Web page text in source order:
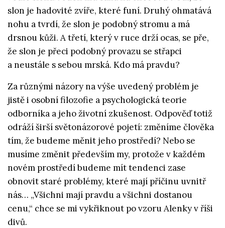
slon je hadovité zvíře, které funí. Druhý ohmatává
nohu a tvrdí, že slon je podobný stromu a má
drsnou kůži. A třetí, který v ruce drží ocas, se pře,
že slon je přeci podobný provazu se střapci
a neustále s sebou mrská. Kdo má pravdu?
Za různými názory na výše uvedený problém je
jistě i osobní filozofie a psychologická teorie
odborníka a jeho životní zkušenost. Odpověď totiž
odráží širší světonázorové pojetí: změníme člověka
tím, že budeme měnit jeho prostředí? Nebo se
musíme změnit především my, protože v každém
novém prostředí budeme mít tendenci zase
obnovit staré problémy, které mají příčinu uvnitř
nás… „Všichni mají pravdu a všichni dostanou
cenu,“ chce se mi vykřiknout po vzoru Alenky v říši
divů.